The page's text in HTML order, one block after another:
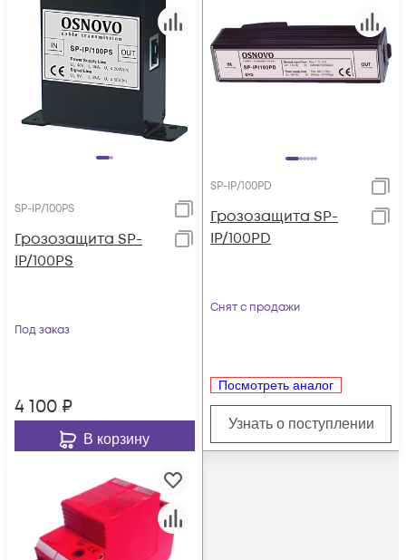
SP-IP/100PS
Грозозащита SP-
IP/100PS
Под заказ
4 100 ₽
В корзину
SP-IP/100PD
Грозозащита SP-
IP/100PD
Снят с продажи
Посмотреть аналог
Узнать о поступлении